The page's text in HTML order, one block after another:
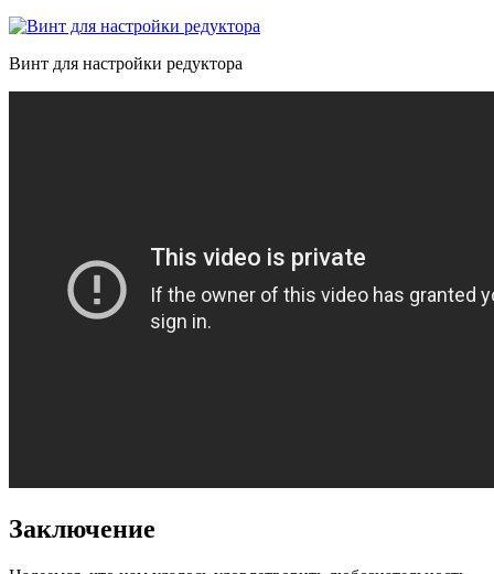
Винт для настройки редуктора
Заключение